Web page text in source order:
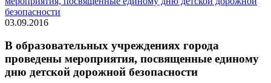
03.09.2016
В образовательных учреждениях города
проведены мероприятия, посвященные единому
дню детской дорожной безопасности